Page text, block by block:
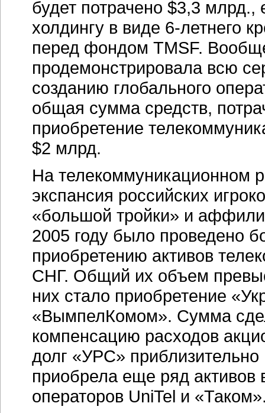
будет потрачено $3,3
холдингу в виде 6-летнего
перед фондом TMSF.
продемонстрировала всю
созданию глобального
общая сумма средств,
приобретение
$2 млрд.
На телекоммуникационном
экспансия российских
«большой тройки» и
2005 году было проведено
приобретению активов
СНГ. Общий их объем
них стало приобретение
«ВымпелКомом». Сумма
компенсацию расходов
долг «УРС»
приобрела еще ряд активов
операторов UniTel и